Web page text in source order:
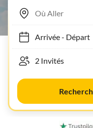
Arrivée- Départ